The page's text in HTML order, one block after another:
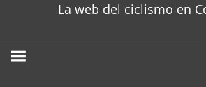
La web del ciclismo en